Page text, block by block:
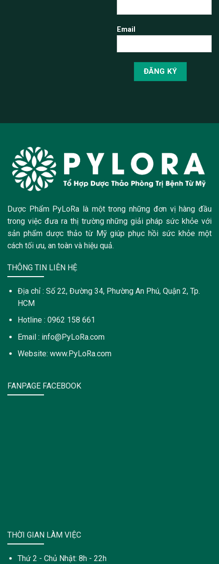
Email
Dược Phẩm PyLoRa là một trong những đơn vị hàng đầu
trong việc đưa ra thị trường những giải pháp sức khỏe với
sản phẩm dược thảo từ Mỹ giúp phục hồi sức khỏe một
cách tối ưu, an toàn và hiệu quả.
THÔNG TIN LIÊN HỆ
Địa chỉ : Số 22, Đường 34, Phường An Phú, Quận 2, Tp.
HCM
Hotline : 0962 158 661
Email : info@PyLoRa.com
Website: www.PyLoRa.com
FANPAGE FACEBOOK
THỜI GIAN LÀM VIỆC
Thứ 2 - Chủ Nhật: 8h - 22h